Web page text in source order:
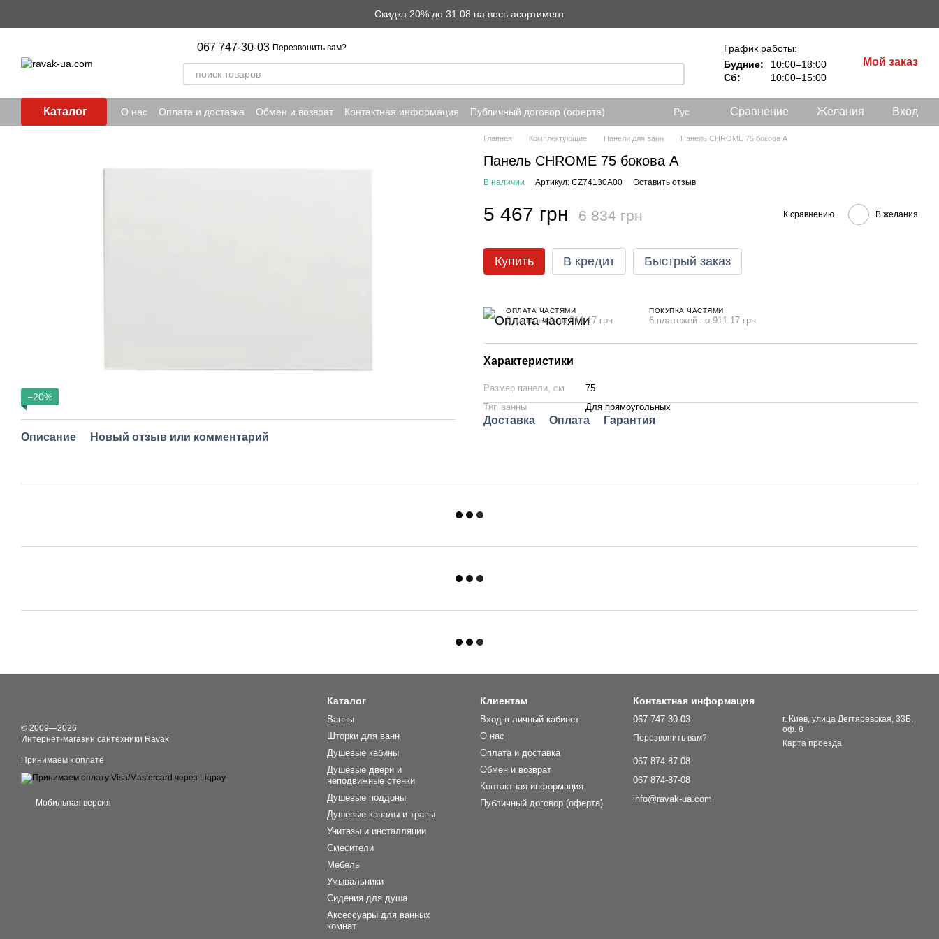
Скидка 20% до 31.08 на весь асортимент
067 747-30-03 Перезвонить вам?
График работы:
Будние:
10:00–18:00
Сб:
10:00–15:00
Мой заказ
Каталог О нас Оплата и доставка Обмен и возврат Контактная информация Публичный договор (оферта) Рус Сравнение Желания Вход
−20%
Описание Новый отзыв или комментарий
Главная Комплектующие Панели для ванн Панель CHROME 75 бокова A
Панель CHROME 75 бокова A
В наличии Артикул: CZ74130A00 Оставить отзыв
5 467 грн 6 834 грн К сравнению В желания
Купить В кредит Быстрый заказ
ОПЛАТА ЧАСТЯМИ
6 платежей по 911.17 грн
ПОКУПКА ЧАСТЯМИ
6 платежей по 911.17 грн
Характеристики
Размер панели, см
75
Тип ванны
Для прямоугольных
Доставка Оплата Гарантия
© 2009—2026
Интернет-магазин сантехники Ravak
Принимаем к оплате
Мобильная версия
Каталог
Ванны
Шторки для ванн
Душевые кабины
Душевые двери и
неподвижные стенки
Душевые поддоны
Душевые каналы и трапы
Унитазы и инсталляции
Смесители
Мебель
Умывальники
Сидения для душа
Аксессуары для ванных
комнат
Клиентам
Вход в личный кабинет
О нас
Оплата и доставка
Обмен и возврат
Контактная информация
Публичный договор (оферта)
Контактная информация
067 747-30-03
Перезвонить вам?
067 874-87-08
067 874-87-08
info@ravak-ua.com
г. Киев, улица Дегтяревская, 33Б,
оф. 8
Карта проезда